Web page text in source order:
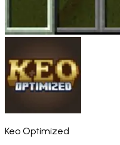
Keo Optimized